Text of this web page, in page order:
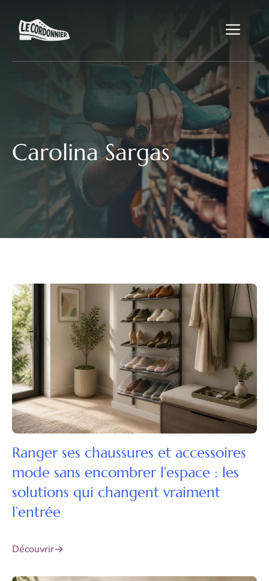
contenu
Carolina Sargas
Ranger ses chaussures et accessoires
mode sans encombrer l’espace : les
solutions qui changent vraiment
l’entrée
Découvrir